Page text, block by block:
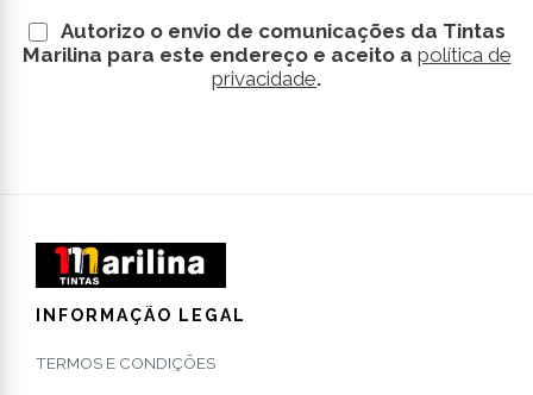
Autorizo o envio de comunicações da Tintas
Marilina para este endereço e aceito a política de
privacidade.
INFORMAÇÃO LEGAL
TERMOS E CONDIÇÕES